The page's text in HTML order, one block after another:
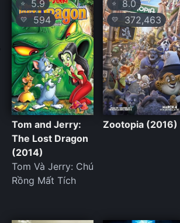
⭐ 5.9
💛 594
Tom and Jerry:
The Lost Dragon
(2014)
Tom Và Jerry: Chú
Rồng Mất Tích
⭐ 8.0
💛 372,463
Zootopia (2016)